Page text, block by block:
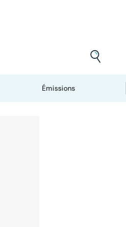
Émissions